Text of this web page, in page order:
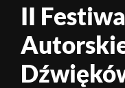
Treść
strony
II